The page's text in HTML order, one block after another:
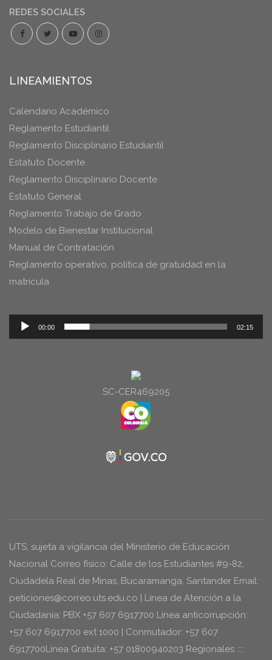
REDES SOCIALES
LINEAMIENTOS
Calendario Académico
Reglamento Estudiantil
Reglamento Disciplinario Estudiantil
Estatuto Docente
Reglamento Disciplinario Docente
Estatuto General
Reglamento Trabajo de Grado
Modelo de Bienestar Institucional
Manual de Contratación
Reglamento operativo, política de gratuidad en la
matrícula
Reproductor
de
00:00 02:15
SC-CER469205
UTS, sujeta a vigilancia del Ministerio de Educación
Nacional Correo físico: Calle de los Estudiantes #9-82,
Ciudadela Real de Minas, Bucaramanga, Santander Email:
peticiones@correo.uts.edu.co | Línea de Atención a la
Ciudadanía: PBX +57 607 6917700 Línea anticorrupción:
+57 607 6917700 ext 1000 | Conmutador: +57 607
6917700Línea Gratuita: +57 01800940203 Regionales ::::